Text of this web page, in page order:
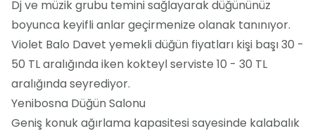
Dj ve müzik grubu temini sağlayarak düğününüz
boyunca keyifli anlar geçirmenize olanak tanınıyor.
Violet Balo Davet yemekli düğün fiyatları kişi başı 30 -
50 TL aralığında iken kokteyl serviste 10 - 30 TL
aralığında seyrediyor.
Yenibosna Düğün Salonu
Geniş konuk ağırlama kapasitesi sayesinde kalabalık